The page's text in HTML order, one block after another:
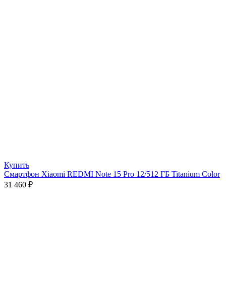
Купить
Смартфон Xiaomi REDMI Note 15 Pro 12/512 ГБ Titanium Color
31 460 ₽